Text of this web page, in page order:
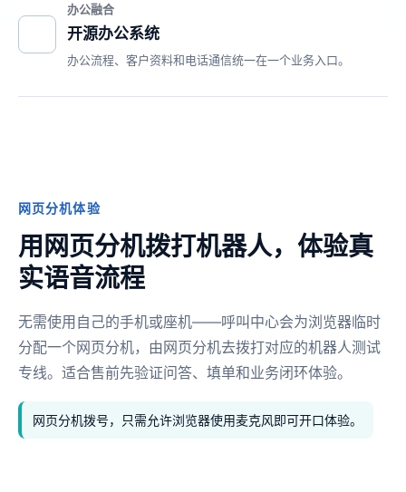
办公融合
开源办公系统
办公流程、客户资料和电话通信统一在一个业务入口。
网页分机体验
用网页分机拨打机器人，体验真
实语音流程
无需使用自己的手机或座机——呼叫中心会为浏览器临时
分配一个网页分机，由网页分机去拨打对应的机器人测试
专线。适合售前先验证问答、填单和业务闭环体验。
网页分机拨号，只需允许浏览器使用麦克风即可开口体验。